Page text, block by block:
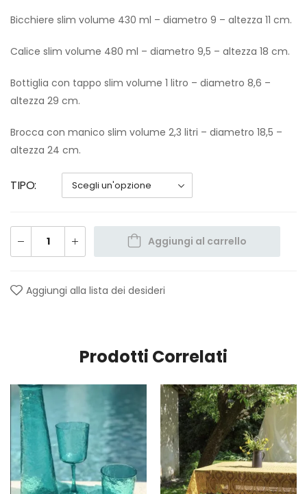
Bicchiere slim volume 430 ml – diametro 9 – altezza 11 cm.
Calice slim volume 480 ml – diametro 9,5 – altezza 18 cm.
Bottiglia con tappo slim volume 1 litro – diametro 8,6 –
altezza 29 cm.
Brocca con manico slim volume 2,3 litri – diametro 18,5 –
altezza 24 cm.
TIPO
Aggiungi al carrello
Aggiungi alla lista dei desideri
Prodotti Correlati